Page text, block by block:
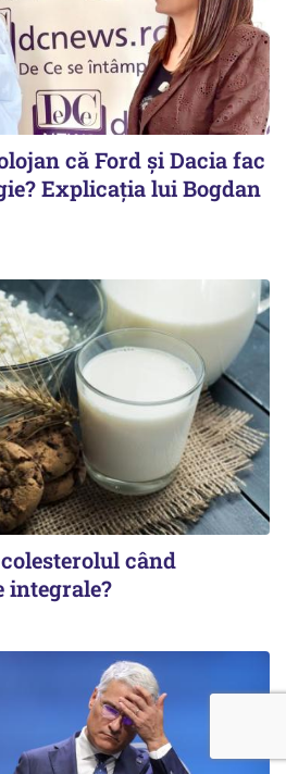
că Ford și Dacia fac
Explicația lui Bogdan
când
integrale?